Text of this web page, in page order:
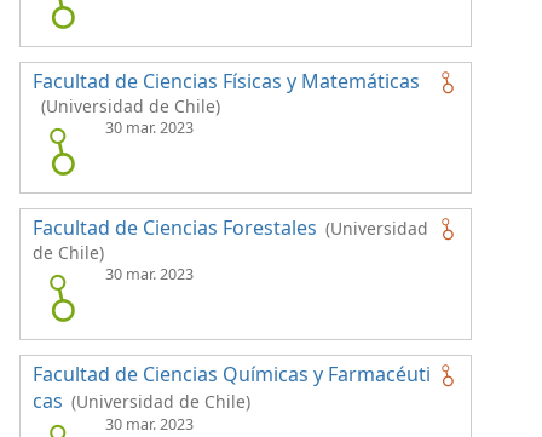
Facultad de Ciencias Físicas y Matemáticas
(Universidad de Chile)
30 mar. 2023
Facultad de Ciencias Forestales (Universidad
de Chile)
30 mar. 2023
Facultad de Ciencias Químicas y Farmacéuti
cas (Universidad de Chile)
30 mar. 2023